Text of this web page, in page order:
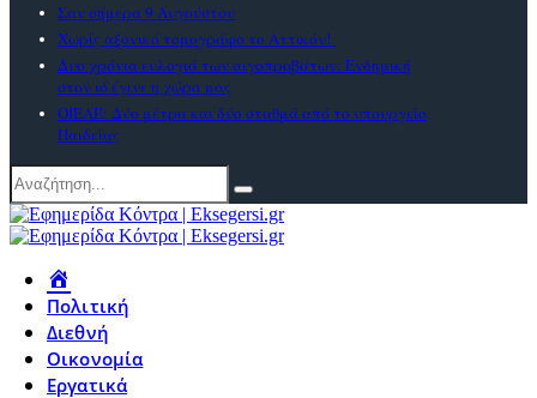
Σαν σήμερα 9 Αυγούστου
Χωρίς αξονικό τομογράφο το Αττικόν!
Δυο χρόνια ευλογιά των αιγοπροβάτων: Ενδημική
στον ιό έγινε η χώρα μας
ΟΙΕΛΕ: Δύο μέτρα και δύο σταθμά από το υπουργείο
Παιδείας
Πολιτική
Διεθνή
Οικονομία
Εργατικά